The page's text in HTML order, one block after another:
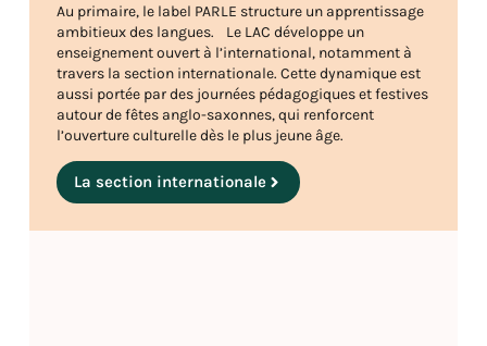
Au primaire, le label PARLE structure un apprentissage
ambitieux des langues. Le LAC développe un
enseignement ouvert à l’international, notamment à
travers la section internationale. Cette dynamique est
aussi portée par des journées pédagogiques et festives
autour de fêtes anglo-saxonnes, qui renforcent
l’ouverture culturelle dès le plus jeune âge.
La section internationale